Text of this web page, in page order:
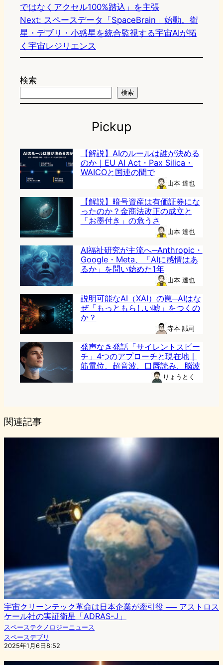
ではなくアクセル100%踏込」を主張
Next: スペースデータ「SpaceBrain」始動。衛
星・デブリ・小惑星を統合監視する宇宙AIが拓
く宇宙レジリエンス
検索
検索
Pickup
【解説】AIのルールは誰が決める
のか｜EU AI Act・Pax Silica・
WAICOと国連の間で
山本 達也
【解説】暗号資産は有価証券にな
ったのか？金商法改正の成立と
「お墨付き」の危うさ
山本 達也
AI福祉研究が主流へ─Anthropic・
Google・Meta、「AIに感情はあ
るか」を問い始めた1年
山本 達也
説明可能なAI（XAI）の罠─AIはな
ぜ「もっともらしい嘘」をつくの
か？
寺本 誠司
発声なき発話「サイレントスピー
チ」4つのアプローチと現在地｜
筋電位、超音波、口唇読み、脳波
りょうとく
関連記事
宇宙クリーンテック革命は日本企業が牽引役 ── アストロス
ケール社の実証衛星「ADRAS-J」
スペーステクノロジーニュース
スペースデブリ
2025年1月6日8:52